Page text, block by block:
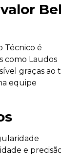
Técnico é
como Laudos
graças ao
equipe
e